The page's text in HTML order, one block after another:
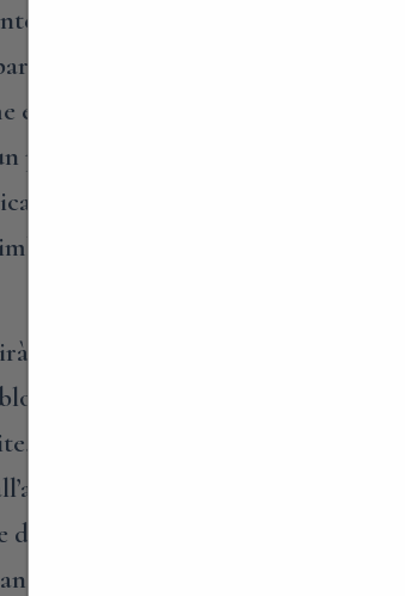
intatto il suo aspetto
romantico, percorreremo
e cedri, per giungere, attraverso
piccolo molo, con ormeggiata
Inoltre, lungo il percorso
delle stesse,
poi nella parte agricola del
di ghiaccio da vendere,
i boschetti di noci e nocciole, e
degli svaghi: vi
della villa, per un momento di
alla vita di tutti i giorni, ma